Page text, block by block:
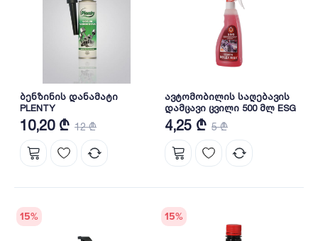
ბენზინის დანამატი
PLENTY
10,20 ₾ 12 ₾
ავტომობილის საღებავის
დამცავი ცვილი 500 მლ ESG
4,25 ₾ 5 ₾
15% 15%